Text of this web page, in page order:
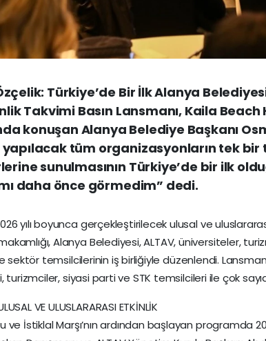
Türkiye’de Bir İlk Alanya
Takvimi Basın Lansmanı, Kaila
konuşan Alanya Belediye Başkanı
tüm organizasyonların tek
sunulmasının Türkiye’de bir ilk
daha önce görmedim” dedi.
yılı boyunca gerçekleştirilecek ulusal ve
Alanya Belediyesi, ALTAV, üniversiteler,
sektör temsilcilerinin iş birliğiyle düzenlendi.
siyasi parti ve STK temsilcileri ile çok
VE ULUSLARARASI ETKİNLİK
ve İstiklal Marşı’nın ardından başlayan programda